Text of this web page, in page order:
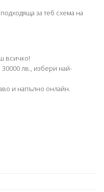
за теб схема на
всичко!
лв., избери най-
и напълно онлайн.